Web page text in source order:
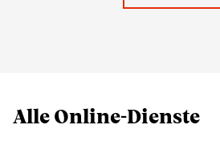
Alle Online-Dienste